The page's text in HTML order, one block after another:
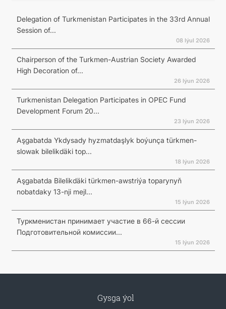
Delegation of Turkmenistan Participates in the 33rd Annual
Session of...
08 Iýul 2026
Chairperson of the Turkmen-Austrian Society Awarded
High Decoration of...
26 Iýun 2026
Turkmenistan Delegation Participates in OPEC Fund
Development Forum 20...
23 Iýun 2026
Aşgabatda Ykdysady hyzmatdaşlyk boýunça türkmen-
slowak bilelikdäki top...
18 Iýun 2026
Aşgabatda Bilelikdäki türkmen-awstriýa toparynyň
nobatdaky 13-nji mejl...
15 Iýun 2026
Туркменистан принимает участие в 66-й сессии
Подготовительной комиссии...
15 Iýun 2026
Gysga ýol